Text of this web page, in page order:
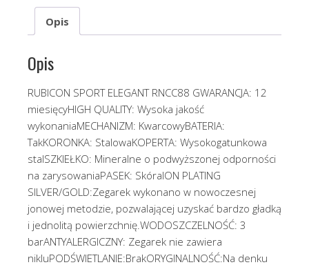
Opis
Opis
RUBICON SPORT ELEGANT RNCC88 GWARANCJA: 12
miesięcyHIGH QUALITY: Wysoka jakość
wykonaniaMECHANIZM: KwarcowyBATERIA:
TakKORONKA: StalowaKOPERTA: Wysokogatunkowa
stalSZKIEŁKO: Mineralne o podwyższonej odporności
na zarysowaniaPASEK: SkóraION PLATING
SILVER/GOLD:Zegarek wykonano w nowoczesnej
jonowej metodzie, pozwalającej uzyskać bardzo gładką
i jednolitą powierzchnię.WODOSZCZELNOŚĆ: 3
barANTYALERGICZNY: Zegarek nie zawiera
nikluPODŚWIETLANIE:BrakORYGINALNOŚĆ:Na denku